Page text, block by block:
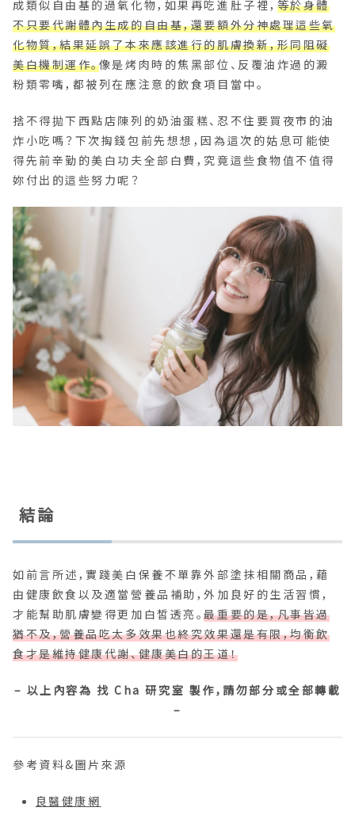
成類似自由基的過氧化物，如果再吃進肚子裡， 等於身體
不只要代謝體內生成的自由基，還要額外分神處理這些氧
化物質，結果延誤了本來應該進行的肌膚換新，形同阻礙
美白機制運作。像是烤肉時的焦黑部位、反覆油炸過的澱
粉類零嘴，都被列在應注意的飲食項目當中。
捨不得拋下西點店陳列的奶油蛋糕、忍不住要買夜市的油
炸小吃嗎？下次掏錢包前先想想，因為這次的姑息可能使
得先前辛勤的美白功夫全部白費，究竟這些食物值不值得
妳付出的這些努力呢？
結論
如前言所述，實踐美白保養不單靠外部塗抹相關商品，藉
由健康飲食以及適當營養品補助，外加良好的生活習慣，
才能幫助肌膚變得更加白皙透亮。最重要的是，凡事皆過
猶不及，營養品吃太多效果也終究效果還是有限，均衡飲
食才是維持健康代謝、健康美白的王道！
– 以上內容為 找 Cha 研究室 製作，請勿部分或全部轉載
–
參考資料&圖片來源
良醫健康網